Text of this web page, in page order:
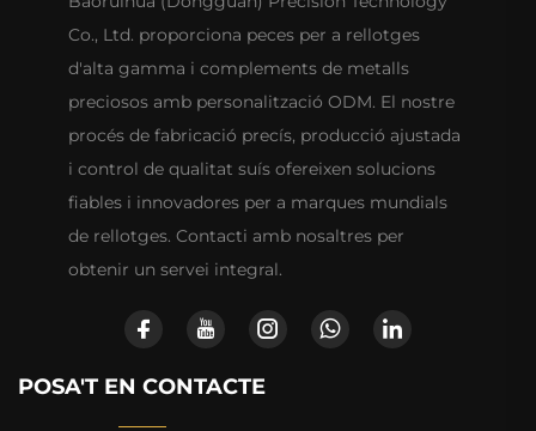
Co., Ltd. proporciona peces per a rellotges
d'alta gamma i complements de metalls
preciosos amb personalització ODM. El nostre
procés de fabricació precís, producció ajustada
i control de qualitat suís ofereixen solucions
fiables i innovadores per a marques mundials
de rellotges. Contacti amb nosaltres per
obtenir un servei integral.
POSA'T EN CONTACTE